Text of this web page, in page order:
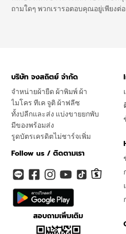
ถามใดๆ พวกเรารอตอบคุณอยู่เพียงต่
บริษัท จงสถิตย์ จำกัด
จำหน่ายผ้ายืด ผ้าพิมพ์ ผ้า
ไมโคร ทีเค จูติ ผ้าฟลีซ
ทั้งปลีกและส่ง แบ่งขายยกพับ
มีของพร้อมส่ง
รูดบัตรเครดิตไม่ชาร์จเพิ่ม
Follow us / ติดตามเรา
สอบถามเพิ่มเติม